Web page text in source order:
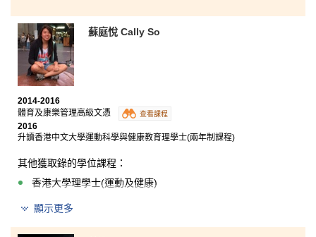
蘇庭悅 Cally So
2014-2016
體育及康樂管理高級文憑
查看課程
2016
升讀香港中文大學運動科學與健康教育理學士(兩年制課程)
其他獲取錄的學位課程：
香港大學理學士(運動及健康)
書院給了我入讀心儀大學的機會，令我重拾信心。這兩
顯示更多